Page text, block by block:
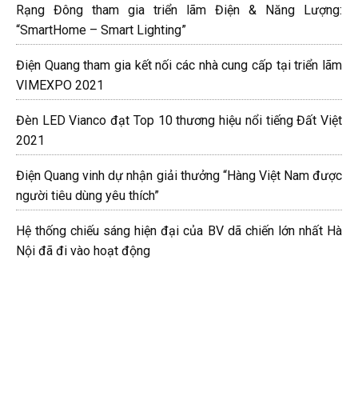
Rạng Đông tham gia triển lãm Điện & Năng Lượng:
“SmartHome – Smart Lighting”
Điện Quang tham gia kết nối các nhà cung cấp tại triển lãm
VIMEXPO 2021
Đèn LED Vianco đạt Top 10 thương hiệu nổi tiếng Đất Việt
2021
Điện Quang vinh dự nhận giải thưởng “Hàng Việt Nam được
người tiêu dùng yêu thích”
Hệ thống chiếu sáng hiện đại của BV dã chiến lớn nhất Hà
Nội đã đi vào hoạt động